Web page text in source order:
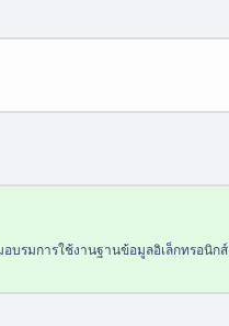
อบรมการใช้งานฐานข้อมูลอิเล็กทรอนิกส์